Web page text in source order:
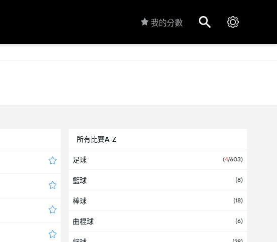
我的分數
所有比賽A-Z
足球 (4/603)
籃球 (8)
棒球 (18)
曲棍球 (6)